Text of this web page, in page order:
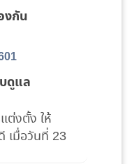
งกัน
ดูแล
ต่งตั้ง ให้
เมื่อวันที่ 23